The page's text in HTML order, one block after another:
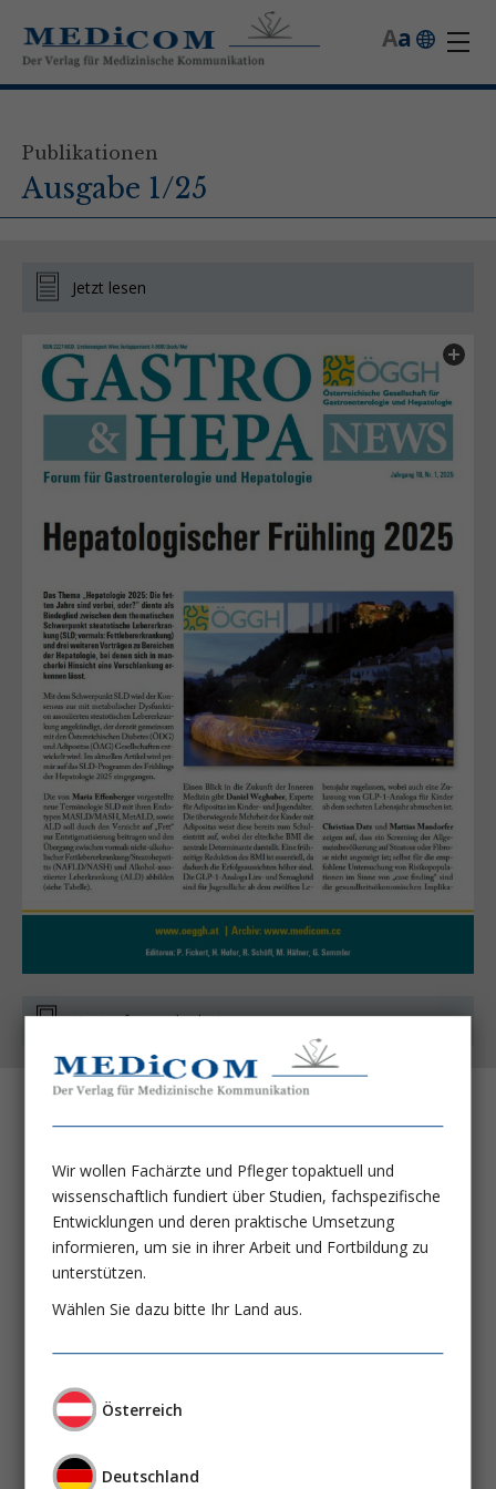
a
A
Publikationen
Ausgabe 1/25
Jetzt lesen
Kostenfrei auch als App
Univ.-Prof. Dr. Peter Fickert
Vorwort der ÖGGH
Univ.-Prof. Dr. Harald Hofer
Prim. Univ.-Prof. Dr. Markus Peck-Radosavljevic
Prim. Prof. Dr. Rainer Schöfl
Praxisrelevantes aus dem Bereich der
Wir wollen Fachärzte und Pfleger topaktuell und
wissenschaftlich fundiert über Studien, fachspezifische
Entwicklungen und deren praktische Umsetzung
informieren, um sie in ihrer Arbeit und Fortbildung zu
unterstützen.
Wählen Sie dazu bitte Ihr Land aus.
Österreich
Deutschland